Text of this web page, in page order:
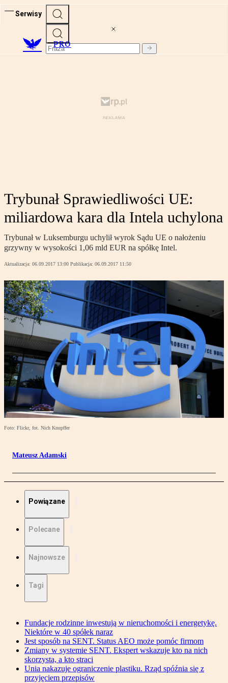
Serwisy
PRO
Trybunał Sprawiedliwości UE:
miliardowa kara dla Intela uchylona
Trybunał w Luksemburgu uchylił wyrok Sądu UE o nałożeniu
grzywny w wysokości 1,06 mld EUR na spółkę Intel.
Aktualizacja: 06.09.2017 13:00 Publikacja: 06.09.2017 11:50
Foto: Flickr, fot. Nich Knupffer
Mateusz Adamski
Powiązane
Polecane
Najnowsze
Tagi
Fundacje rodzinne inwestują w nieruchomości i energetykę.
Niektóre w 40 spółek naraz
Jest sposób na SENT. Status AEO może pomóc firmom
Zmiany w systemie SENT. Ekspert wskazuje kto na nich
skorzysta, a kto straci
Unia nakazuje ograniczenie plastiku. Rząd spóźnia się z
przyjęciem przepisów